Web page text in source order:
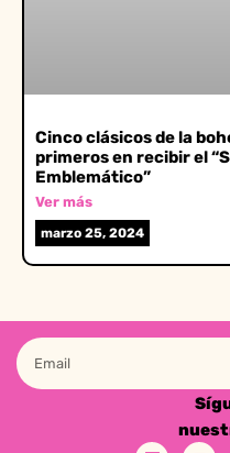
Cinco clásicos de la
primeros en recibir el
Emblemático”
Ver más
marzo 25, 2024